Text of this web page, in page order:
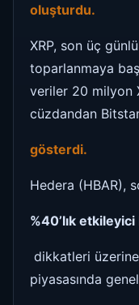
oluşturdu.
XRP, son üç
toparlanmaya
veriler 20 milyon
cüzdandan
gösterdi.
Hedera (HBAR),
%40’lık
dikkatleri
piyasasında